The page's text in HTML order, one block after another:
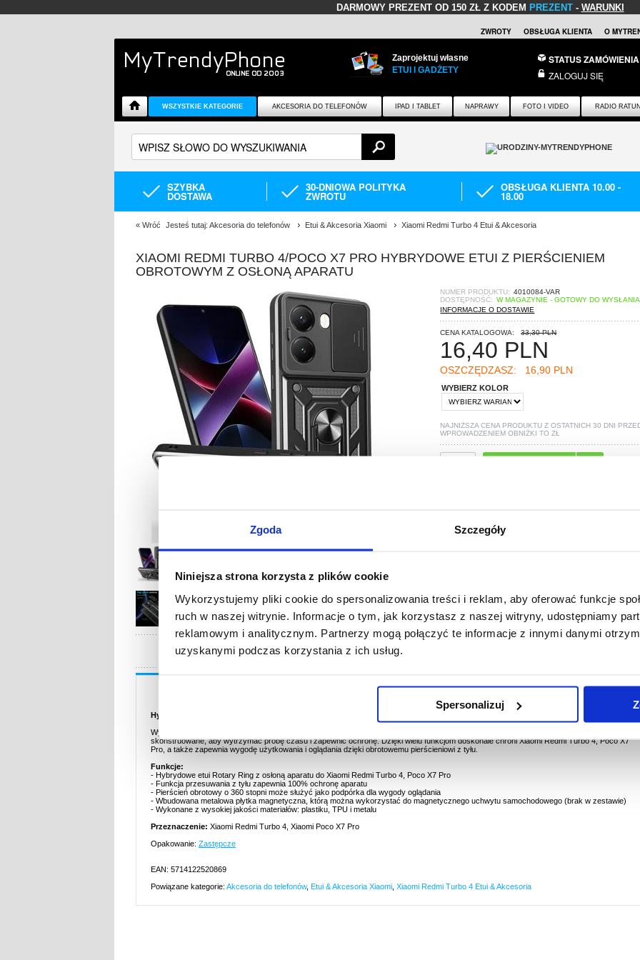
Zgoda Szczegóły
Niniejsza strona korzysta z plików cookie
Wykorzystujemy pliki cookie do spersonalizowania treści i reklam, aby oferować funkcje
ruch w naszej witrynie. Informacje o tym, jak korzystasz z naszej witryny, udostępniamy
reklamowym i analitycznym. Partnerzy mogą połączyć te informacje z innymi danymi
uzyskanymi podczas korzystania z ich usług.
Spersonalizuj
DARMOWY PREZENT OD 150 ZŁ Z KODEM PREZENT- WARUNKI
ZWROTY OBSŁUGA KLIENTA O
Zaprojektuj własne
ETUI I GADŻETY
STATUS ZAMÓWIENIA
ZALOGUJ SIĘ
WSZYSTKIE KATEGORIE AKCESORIA DO TELEFONÓW IPAD I TABLET NAPRAWY FOTO I VIDEO RADIO
SZYBKA
DOSTAWA
30-DNIOWA POLITYKA
ZWROTU
OBSŁUGA KLIENTA 10.00 -
18.00
« Wróć Jesteś tutaj: Akcesoria do telefonów Etui & Akcesoria Xiaomi Xiaomi Redmi Turbo 4 Etui & Akcesoria
XIAOMI REDMI TURBO 4/POCO X7 PRO HYBRYDOWE ETUI Z PIERŚCIENIEM
OBROTOWYM Z OSŁONĄ APARATU
NUMER PRODUKTU: 4010084-VAR
DOSTĘPNOŚĆ: W MAGAZYNIE - GOTOWY DO WYSŁANIA
INFORMACJE O DOSTAWIE
CENA KATALOGOWA: 33,30 PLN
16,40 PLN
OSZCZĘDZASZ: 16,90 PLN
WYBIERZ KOLOR
NAJNIŻSZA CENA PRODUKTU Z OSTATNICH 30 DNI
WPROWADZENIEM OBNIŻKI TOZŁ
PYTANIA?
Hybrydowe Etui z Pierścieniem Obrotowym z Osłoną Aparatu do Xiaomi Redmi Turbo 4, Poco X7 Pro
Wykonane z najwyższej jakości materiałów plastikowych, TPU i metalowych, etui do Xiaomi Redmi Turbo 4, Poco X7 Pro jest tak
skonstruowane, aby wytrzymać próbę czasu i zapewnić ochronę. Dzięki wielu funkcjom doskonale chroni Xiaomi Redmi Turbo 4, Poco X7
Pro, a także zapewnia wygodę użytkowania i oglądania dzięki obrotowemu pierścieniowi z tyłu.
Funkcje:
- Hybrydowe etui Rotary Ring z osłoną aparatu do Xiaomi Redmi Turbo 4, Poco X7 Pro
- Funkcja przesuwania z tyłu zapewnia 100% ochronę aparatu
- Pierścień obrotowy o 360 stopni może służyć jako podpórka dla wygody oglądania
- Wbudowana metalowa płytka magnetyczna, którą można wykorzystać do magnetycznego uchwytu samochodowego (brak w zestawie)
- Wykonane z wysokiej jakości materiałów: plastiku, TPU i metalu
Przeznaczenie: Xiaomi Redmi Turbo 4, Xiaomi Poco X7 Pro
Opakowanie: Zastępcze
EAN: 5714122520869
Powiązane kategorie: Akcesoria do telefonów, Etui & Akcesoria Xiaomi Xiaomi Redmi Turbo 4 Etui & Akcesoria